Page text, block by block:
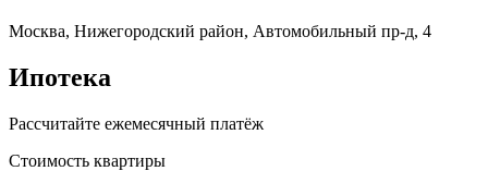
Москва, Нижегородский район, Автомобильный пр-д, 4
Ипотека
Рассчитайте ежемесячный платёж
Стоимость квартиры